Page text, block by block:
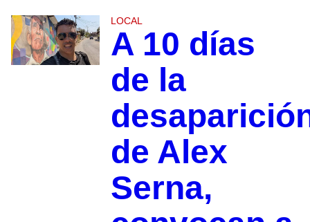
LOCAL
A 10 días
de la
de Alex
Serna,